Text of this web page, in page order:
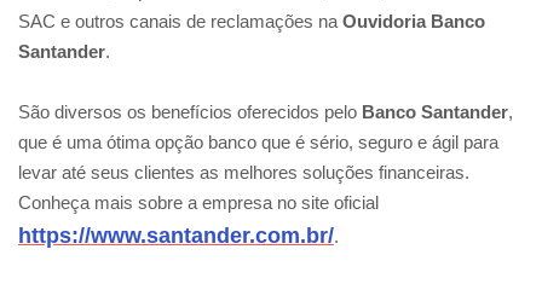
SAC e outros canais de reclamações na Ouvidoria Banco
Santander.
São diversos os benefícios oferecidos pelo Banco Santander,
que é uma ótima opção banco que é sério, seguro e ágil para
levar até seus clientes as melhores soluções financeiras.
Conheça mais sobre a empresa no site oficial
https://www.santander.com.br/.